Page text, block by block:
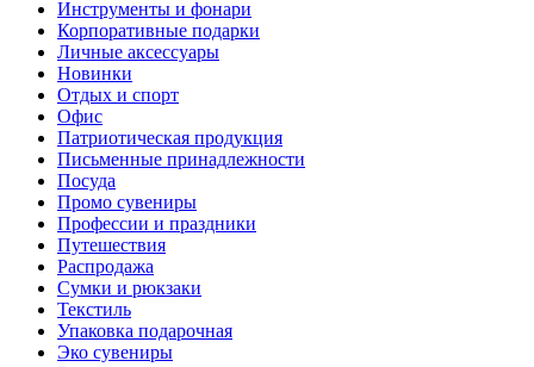
Инструменты и фонари
Корпоративные подарки
Личные аксессуары
Новинки
Отдых и спорт
Офис
Патриотическая продукция
Письменные принадлежности
Посуда
Промо сувениры
Профессии и праздники
Путешествия
Распродажа
Сумки и рюкзаки
Текстиль
Упаковка подарочная
Эко сувениры